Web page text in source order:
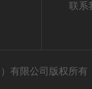
联系
有限公司版权所有